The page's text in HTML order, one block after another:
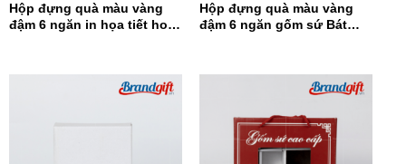
Hộp đựng quà màu vàng
đậm 6 ngăn in họa tiết hoa
Hộp đựng quà màu vàng
đậm 6 ngăn gốm sứ Bát